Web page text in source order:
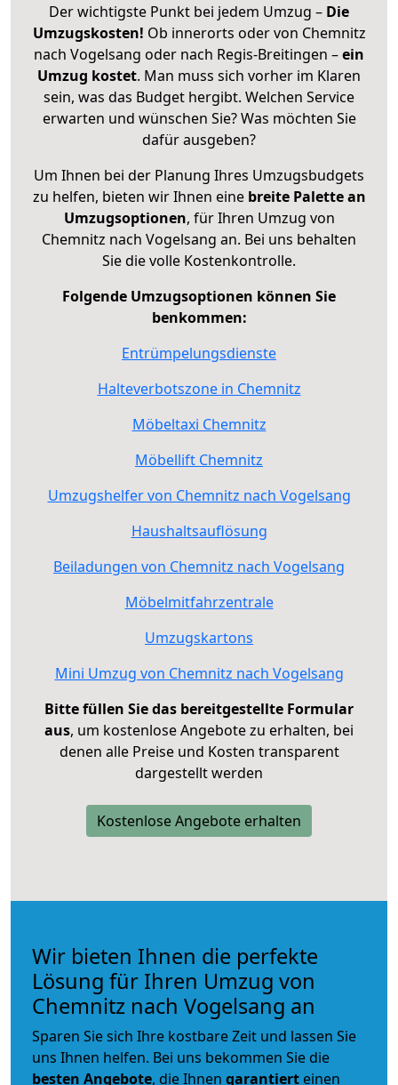
Der wichtigste Punkt bei jedem Umzug – Die
Umzugskosten! Ob innerorts oder von Chemnitz
nach Vogelsang oder nach Regis-Breitingen –ein
Umzug kostet. Man muss sich vorher im Klaren
sein, was das Budget hergibt. Welchen Service
erwarten und wünschen Sie? Was möchten Sie
dafür ausgeben?
Um Ihnen bei der Planung Ihres Umzugsbudgets
zu helfen, bieten wir Ihnen eine breite Palette an
Umzugsoptionen, für Ihren Umzug von
Chemnitz nach Vogelsang an. Bei uns behalten
Sie die volle Kostenkontrolle.
Folgende Umzugsoptionen können Sie
benkommen:
Entrümpelungsdienste
Halteverbotszone in Chemnitz
Möbeltaxi Chemnitz
Möbellift Chemnitz
Umzugshelfer von Chemnitz nach Vogelsang
Haushaltsauflösung
Beiladungen von Chemnitz nach Vogelsang
Möbelmitfahrzentrale
Umzugskartons
Mini Umzug von Chemnitz nach Vogelsang
Bitte füllen Sie das bereitgestellte Formular
aus, um kostenlose Angebote zu erhalten, bei
denen alle Preise und Kosten transparent
dargestellt werden
Kostenlose Angebote erhalten
Wir bieten Ihnen die perfekte
Lösung für Ihren Umzug von
Chemnitz nach Vogelsang an
Sparen Sie sich Ihre kostbare Zeit und lassen Sie
uns Ihnen helfen. Bei uns bekommen Sie die
besten Angebote, die Ihnen garantiert einen